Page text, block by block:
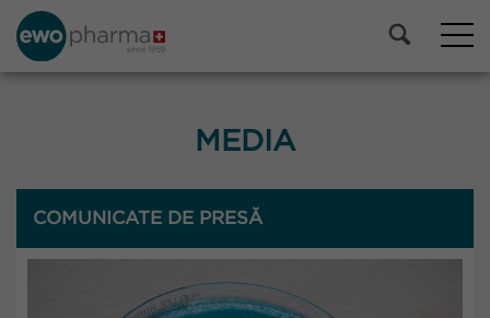
MEDIA
COMUNICATE DE PRESĂ